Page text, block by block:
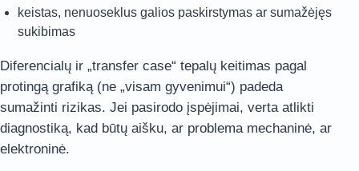
keistas, nenuoseklus galios paskirstymas ar sumažėjęs
sukibimas
Diferencialų ir „transfer case“ tepalų keitimas pagal
protingą grafiką (ne „visam gyvenimui“) padeda
sumažinti rizikas. Jei pasirodo įspėjimai, verta atlikti
diagnostiką, kad būtų aišku, ar problema mechaninė, ar
elektroninė.